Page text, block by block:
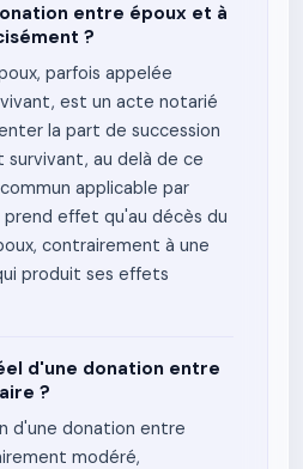
entre époux et à
?
parfois appelée
est un acte notarié
la part de succession
au delà de ce
applicable par
effet qu'au décès du
contrairement à une
produit ses effets
d'une donation entre
?
d'une donation entre
modéré,